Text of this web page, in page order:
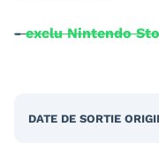
-exclu Nintendo
DATE DE SORTIE